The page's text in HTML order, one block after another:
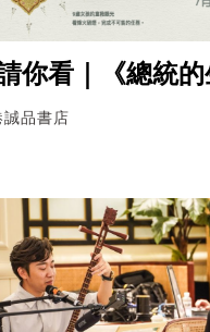
你看｜《總統的
誠品書店